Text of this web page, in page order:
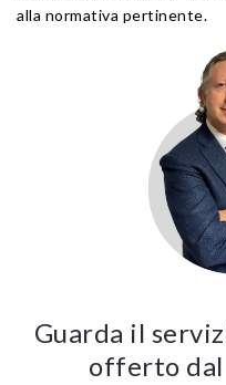
alla normativa pertinente.
Guarda il
offerto